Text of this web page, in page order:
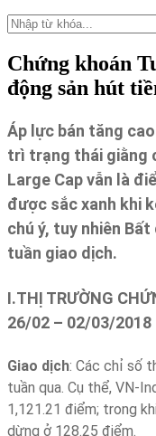
Chứng khoán
động sản hút
Áp lực bán tăng
trì trạng thái giằng
Large Cap vẫn là
được sắc xanh khi
chú ý, tuy nhiên
tuần giao dịch.
I.THỊ TRƯỜNG
26/02 – 02/03/2018
Giao dịch: Các chỉ số
tuần qua. Cụ thể, VN-
1,121.21 điểm; trong
dừng ở 128.25 điểm.